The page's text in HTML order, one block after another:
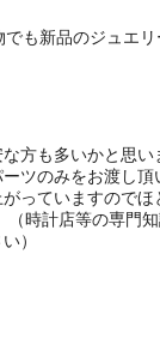
も新品のジュエ
方も多いかと思
ツのみをお渡し
っていますので
（時計店等の専門
）